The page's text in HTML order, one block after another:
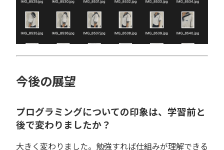
今後の展望
プログラミングについての印象は、学習前と
後で変わりましたか？
大きく変わりました。勉強すれば仕組みが理解できる